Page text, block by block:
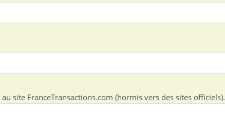
site FranceTransactions.com (hormis vers des sites officiels).